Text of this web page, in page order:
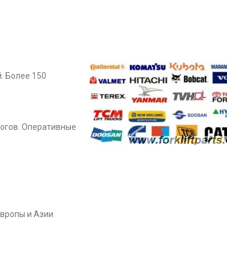
Более 150
Оперативные
и Азии